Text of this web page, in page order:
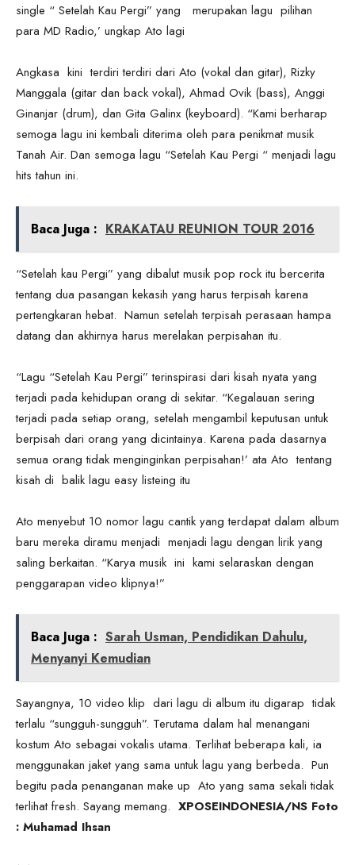
single “ Setelah Kau Pergi” yang merupakan lagu pilihan
para MD Radio,’ ungkap Ato lagi
Angkasa kini terdiri terdiri dari Ato (vokal dan gitar), Rizky
Manggala (gitar dan back vokal), Ahmad Ovik (bass), Anggi
Ginanjar (drum), dan Gita Galinx (keyboard). “Kami berharap
semoga lagu ini kembali diterima oleh para penikmat musik
Tanah Air. Dan semoga lagu “Setelah Kau Pergi “ menjadi lagu
hits tahun ini.
Baca Juga : KRAKATAU REUNION TOUR 2016
“Setelah kau Pergi” yang dibalut musik pop rock itu bercerita
tentang dua pasangan kekasih yang harus terpisah karena
pertengkaran hebat. Namun setelah terpisah perasaan hampa
datang dan akhirnya harus merelakan perpisahan itu.
“Lagu “Setelah Kau Pergi” terinspirasi dari kisah nyata yang
terjadi pada kehidupan orang di sekitar. “Kegalauan sering
terjadi pada setiap orang, setelah mengambil keputusan untuk
berpisah dari orang yang dicintainya. Karena pada dasarnya
semua orang tidak menginginkan perpisahan!’ ata Ato tentang
kisah di balik lagu easy listeing itu
Ato menyebut 10 nomor lagu cantik yang terdapat dalam album
baru mereka diramu menjadi menjadi lagu dengan lirik yang
saling berkaitan. “Karya musik ini kami selaraskan dengan
penggarapan video klipnya!”
Baca Juga : Sarah Usman, Pendidikan Dahulu,
Menyanyi Kemudian
Sayangnya, 10 video klip dari lagu di album itu digarap tidak
terlalu “sungguh-sungguh”. Terutama dalam hal menangani
kostum Ato sebagai vokalis utama. Terlihat beberapa kali, ia
menggunakan jaket yang sama untuk lagu yang berbeda. Pun
begitu pada penanganan make up Ato yang sama sekali tidak
terlihat fresh. Sayang memang. XPOSEINDONESIA/NS Foto
: Muhamad Ihsan